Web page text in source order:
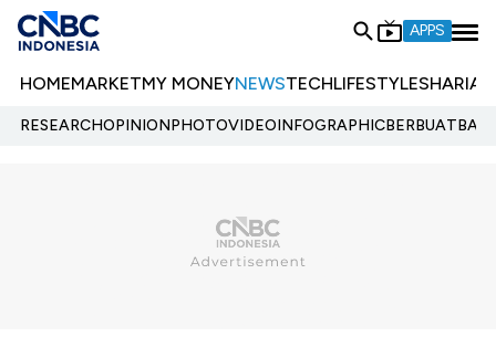
APPS
HOMEMARKETMY MONEYNEWSTECHLIFESTYLESHARIA
RESEARCHOPINIONPHOTOVIDEOINFOGRAPHIC